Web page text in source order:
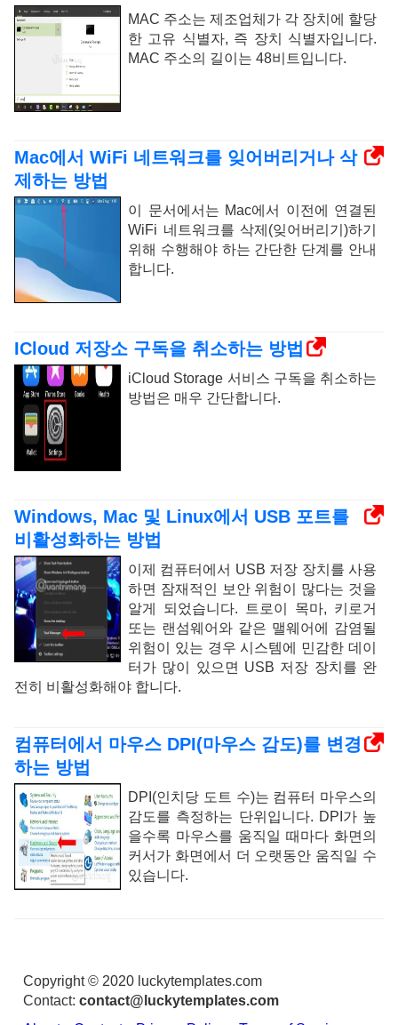
MAC 주소는 제조업체가 각 장치에 할당
한 고유 식별자, 즉 장치 식별자입니다.
MAC 주소의 길이는 48비트입니다.
Mac에서 WiFi 네트워크를 잊어버리거나 삭
제하는 방법
이 문서에서는 Mac에서 이전에 연결된
WiFi 네트워크를 삭제(잊어버리기)하기
위해 수행해야 하는 간단한 단계를 안내
합니다.
ICloud 저장소 구독을 취소하는 방법
iCloud Storage 서비스 구독을 취소하는
방법은 매우 간단합니다.
Windows, Mac 및 Linux에서 USB 포트를
비활성화하는 방법
이제 컴퓨터에서 USB 저장 장치를 사용
하면 잠재적인 보안 위험이 많다는 것을
알게 되었습니다. 트로이 목마, 키로거
또는 랜섬웨어와 같은 맬웨어에 감염될
위험이 있는 경우 시스템에 민감한 데이
터가 많이 있으면 USB 저장 장치를 완
전히 비활성화해야 합니다.
컴퓨터에서 마우스 DPI(마우스 감도)를 변경
하는 방법
DPI(인치당 도트 수)는 컴퓨터 마우스의
감도를 측정하는 단위입니다. DPI가 높
을수록 마우스를 움직일 때마다 화면의
커서가 화면에서 더 오랫동안 움직일 수
있습니다.
Copyright © 2020 luckytemplates.com
Contact: contact@luckytemplates.com